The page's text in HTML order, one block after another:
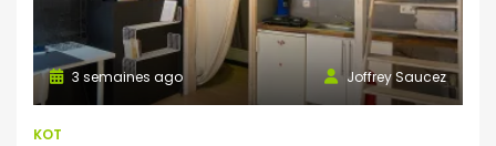
Joffrey Saucez
3 semaines ago
KOT